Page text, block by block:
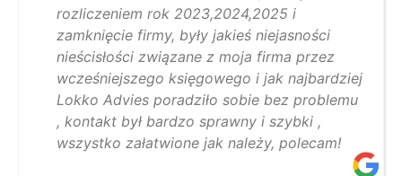
rozliczeniem rok 2023,2024,2025 i
zamknięcie firmy, były jakieś niejasności
nieścisłości związane z moja firma przez
wcześniejszego księgowego i jak najbardziej
Lokko Advies poradziło sobie bez problemu
, kontakt był bardzo sprawny i szybki ,
wszystko załatwione jak należy, polecam!